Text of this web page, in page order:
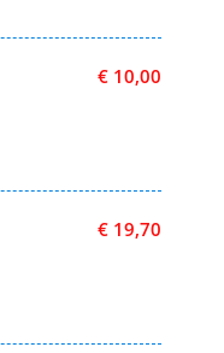
€ 10,00
€ 19,70